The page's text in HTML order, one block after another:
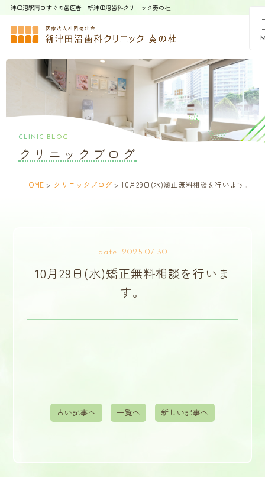
津田沼駅南口すぐの歯医者｜新津田沼歯科クリニック奏の杜
CLINIC BLOG
クリニックブログ
HOME > クリニックブログ >10月29日(水)矯正無料相談を行います。
date. 2025.07.30
10月29日(水)矯正無料相談を行いま
す。
古い記事へ 一覧へ 新しい記事へ